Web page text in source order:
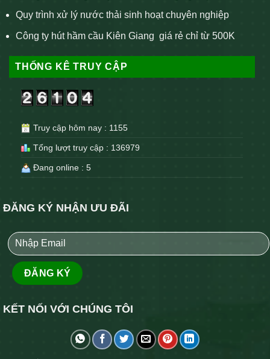
Quy trình xử lý nước thải sinh hoạt chuyên nghiệp
Công ty hút hầm cầu Kiên Giang giá rẻ chỉ từ 500K
THỐNG KÊ TRUY CẬP
Truy cập hôm nay : 1155
Tổng lượt truy cập : 136979
Đang online : 5
ĐĂNG KÝ NHẬN ƯU ĐÃI
KẾT NỐI VỚI CHÚNG TÔI